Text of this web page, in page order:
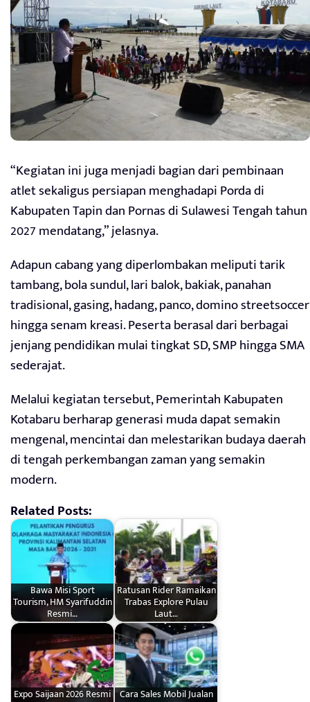
“Kegiatan ini juga menjadi bagian dari pembinaan
atlet sekaligus persiapan menghadapi Porda di
Kabupaten Tapin dan Pornas di Sulawesi Tengah tahun
2027 mendatang,” jelasnya.
Adapun cabang yang diperlombakan meliputi tarik
tambang, bola sundul, lari balok, bakiak, panahan
tradisional, gasing, hadang, panco, domino streetsoccer
hingga senam kreasi. Peserta berasal dari berbagai
jenjang pendidikan mulai tingkat SD, SMP hingga SMA
sederajat.
Melalui kegiatan tersebut, Pemerintah Kabupaten
Kotabaru berharap generasi muda dapat semakin
mengenal, mencintai dan melestarikan budaya daerah
di tengah perkembangan zaman yang semakin
modern.
Related Posts:
Bawa Misi Sport
Tourism, HM Syarifuddin
Resmi…
Ratusan Rider Ramaikan
Trabas Explore Pulau
Laut…
Expo Saijaan 2026 Resmi Cara Sales Mobil Jualan